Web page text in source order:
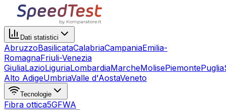
Dati statistici
AbruzzoBasilicataCalabriaCampaniaEmilia-
RomagnaFriuli-Venezia
GiuliaLazioLiguriaLombardiaMarcheMolisePiemontePuglia
Alto AdigeUmbriaValle d'AostaVeneto
Tecnologie
Fibra ottica5GFWA